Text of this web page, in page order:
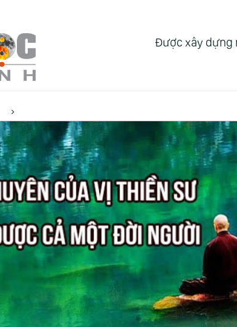
Được xây dựng